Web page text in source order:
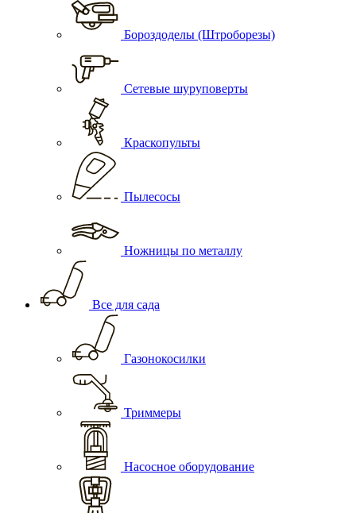
Бороздоделы (Штроборезы)
Сетевые шуруповерты
Краскопульты
Пылесосы
Ножницы по металлу
Все для сада
Газонокосилки
Триммеры
Насосное оборудование